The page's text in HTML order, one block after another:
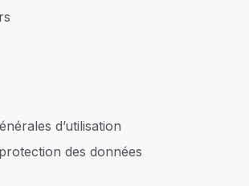
d’utilisation
des données